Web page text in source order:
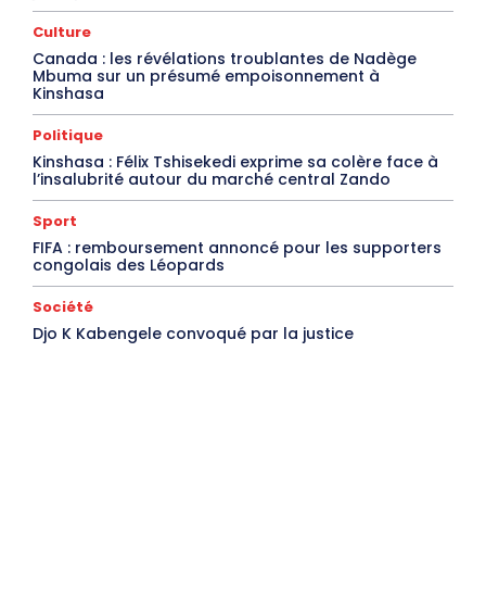
Culture
Canada : les révélations troublantes de Nadège
Mbuma sur un présumé empoisonnement à
Kinshasa
Politique
Kinshasa : Félix Tshisekedi exprime sa colère face à
l’insalubrité autour du marché central Zando
Sport
FIFA : remboursement annoncé pour les supporters
congolais des Léopards
Société
Djo K Kabengele convoqué par la justice